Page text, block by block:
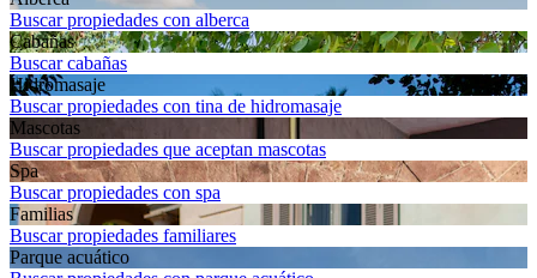
Buscar propiedades con alberca
Cabañas
Buscar cabañas
Hidromasaje
Buscar propiedades con tina de hidromasaje
Mascotas
Buscar propiedades que aceptan mascotas
Spa
Buscar propiedades con spa
Familias
Buscar propiedades familiares
Parque acuático